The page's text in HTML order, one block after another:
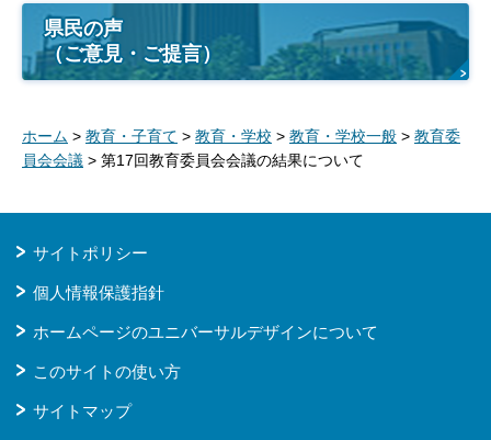
県民の声
（ご意見・ご提言）
ホーム > 教育・子育て > 教育・学校 > 教育・学校一般 > 教育委
員会会議 > 第17回教育委員会会議の結果について
サイトポリシー
個人情報保護指針
ホームページのユニバーサルデザインについて
このサイトの使い方
サイトマップ